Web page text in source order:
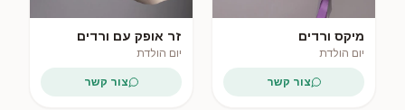
מיקס ורדים
ואלסטרומריה
יום הולדת
צור קשר
זר אופק עם ורדים
וגרברה
יום הולדת
צור קשר